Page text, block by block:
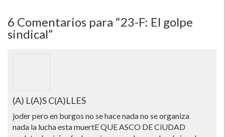
6 Comentarios para “23-F: El golpe
sindical”
(A) L(A)S C(A)LLES
joder pero en burgos no se hace nada no se organiza
nada la lucha esta muertE QUE ASCO DE CiUDAD